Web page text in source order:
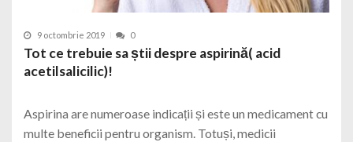
9 octombrie 2019 0
Tot ce trebuie sa știi despre aspirină( acid
acetilsalicilic)!
Aspirina are numeroase indicații și este un medicament cu
multe beneficii pentru organism. Totuși, medicii